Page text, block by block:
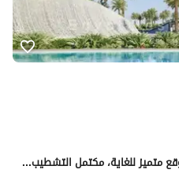
للبيع شاليه أرضي مزدوج الإطلالة بموقع متميز للغاية، مكتمل التشطيب - على بعد 200 متر فقط من الشاطئ - في قلب الساحل الشمالي.